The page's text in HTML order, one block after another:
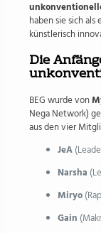
haben sie sich
künstlerisch
Die
BEG wurde von
Nega Network)
aus den vier
JeA
Narsha
Miryo
Gain